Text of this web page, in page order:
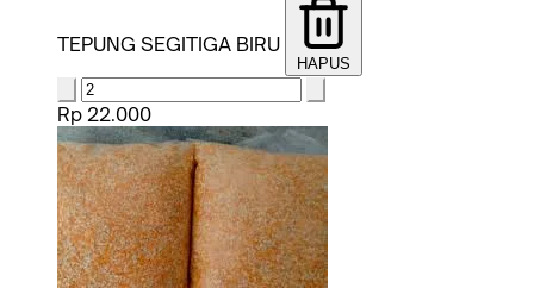
TEPUNG SEGITIGA BIRU
HAPUS
Rp 22.000